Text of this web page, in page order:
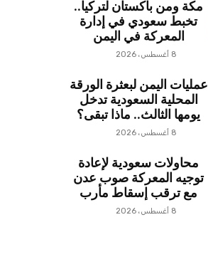
مكة ومن باكستان لتركيا..
تخبط سعودي في إدارة
المعركة في اليمن
8 أغسطس، 2026
عمليات اليمن لبعثرة الورقة
المحلية السعودية تدخل
يومها الثالث.. ماذا تبقى؟
8 أغسطس، 2026
محاولات سعودية لإعادة
توجيه المعركة صوب عدن
مع ترقب إسقاط مأرب
8 أغسطس، 2026